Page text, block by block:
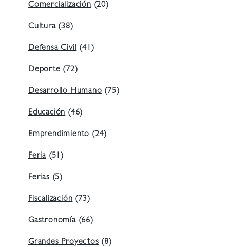
Comercialización (20)
Cultura(38)
Defensa Civil (41)
Deporte (72)
Desarrollo Humano (75)
Educación (46)
Emprendimiento (24)
Feria (51)
Ferias (5)
Fiscalización (73)
Gastronomía(66)
Grandes Proyectos (8)